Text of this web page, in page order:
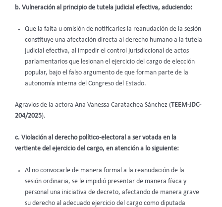
b. Vulneración al principio de tutela judicial efectiva, aduciendo:
Que la falta u omisión de notificarles la reanudación de la sesión
constituye una afectación directa al derecho humano a la tutela
judicial efectiva, al impedir el control jurisdiccional de actos
parlamentarios que lesionan el ejercicio del cargo de elección
popular, bajo el falso argumento de que forman parte de la
autonomía interna del Congreso del Estado.
Agravios de la actora Ana Vanessa Caratachea Sánchez (TEEM-JDC-
204/2025).
c. Violación al derecho político-electoral a ser votada en la
vertiente del ejercicio del cargo, en atención a lo siguiente:
Al no convocarle de manera formal a la reanudación de la
sesión ordinaria, se le impidió presentar de manera física y
personal una iniciativa de decreto, afectando de manera grave
su derecho al adecuado ejercicio del cargo como diputada